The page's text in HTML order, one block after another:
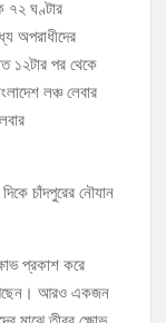
আ,ন,ম এহসানুল
মৃত্যুতে স্মরণ
৭২ ঘণ্টার
অপরাধীদের
১২টার পর থেকে
লঞ্চ লেবার
চাঁদপুরের নৌযান
প্রকাশ করে
গেছেন। আরও একজন